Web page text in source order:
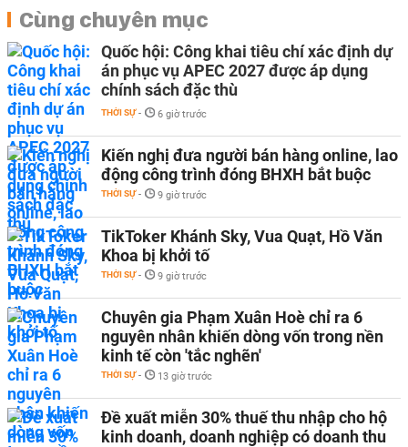
Cùng chuyên mục
Quốc hội: Công khai tiêu chí xác định dự
án phục vụ APEC 2027 được áp dụng
chính sách đặc thù
THỜI SỰ - 6 giờ trước
Kiến nghị đưa người bán hàng online, lao
động công trình đóng BHXH bắt buộc
THỜI SỰ - 9 giờ trước
TikToker Khánh Sky, Vua Quạt, Hồ Văn
Khoa bị khởi tố
THỜI SỰ - 9 giờ trước
Chuyên gia Phạm Xuân Hoè chỉ ra 6
nguyên nhân khiến dòng vốn trong nền
kinh tế còn 'tắc nghẽn'
THỜI SỰ - 13 giờ trước
Đề xuất miễn 30% thuế thu nhập cho hộ
kinh doanh, doanh nghiệp có doanh thu